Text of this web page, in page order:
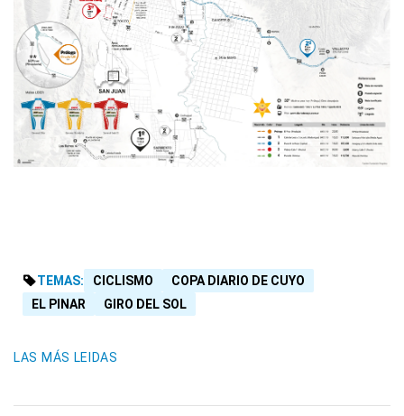
TEMAS: CICLISMO
COPA DIARIO DE CUYO
EL PINAR
GIRO DEL SOL
LAS MÁS LEIDAS